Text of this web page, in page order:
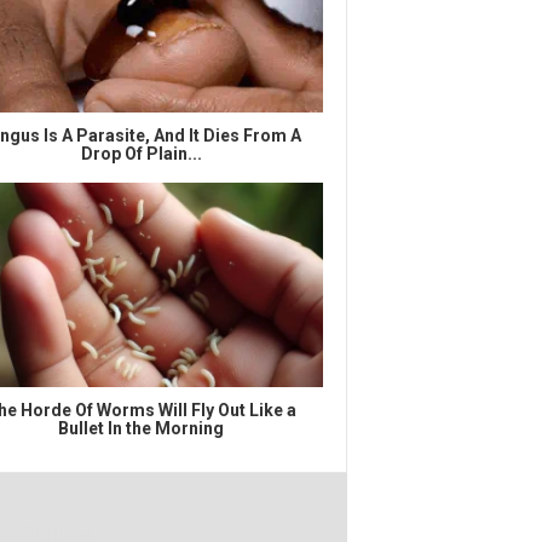
Is A Parasite, And It Dies From A
Drop Of Plain...
Horde Of Worms Will Fly Out Like a
Bullet In the Morning